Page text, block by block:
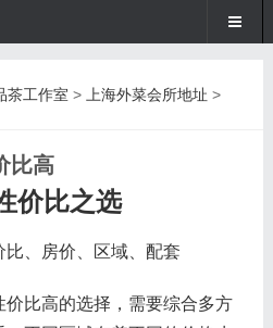
茶工作室 > 上海外菜会所地址 >
比高
价比之选
、房价、区域、配套
比高的选择，需要综合多方